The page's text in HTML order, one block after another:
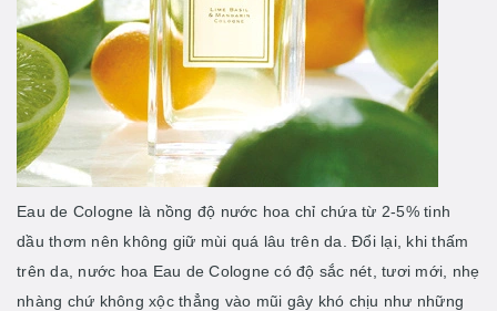
Eau de Cologne là nồng độ nước hoa chỉ chứa từ 2-5% tinh
dầu thơm nên không giữ mùi quá lâu trên da. Đổi lại, khi thấm
trên da, nước hoa Eau de Cologne có độ sắc nét, tươi mới, nhẹ
nhàng chứ không xộc thẳng vào mũi gây khó chịu như những